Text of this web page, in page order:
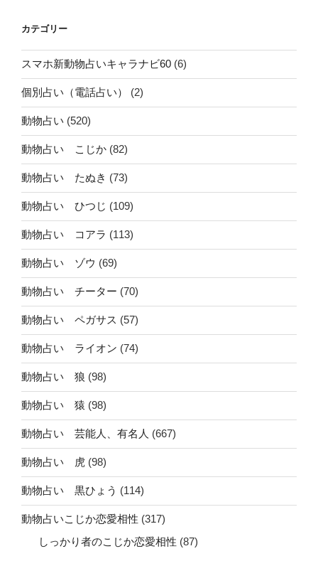
カテゴリー
スマホ新動物占いキャラナビ60 (6)
個別占い（電話占い） (2)
動物占い (520)
動物占い こじか (82)
動物占い たぬき (73)
動物占い ひつじ (109)
動物占い コアラ (113)
動物占い ゾウ (69)
動物占い チーター (70)
動物占い ペガサス (57)
動物占い ライオン (74)
動物占い 狼 (98)
動物占い 猿 (98)
動物占い 芸能人、有名人 (667)
動物占い 虎 (98)
動物占い 黒ひょう (114)
動物占いこじか恋愛相性 (317)
しっかり者のこじか恋愛相性 (87)